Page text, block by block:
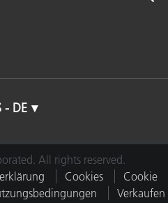
- DE
All rights reserved.
Cookies
Cookie
Verkaufen